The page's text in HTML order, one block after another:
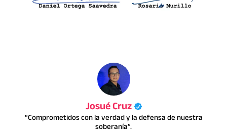
Josué Cruz
“Comprometidos con la verdad y la defensa de nuestra
soberanía”.